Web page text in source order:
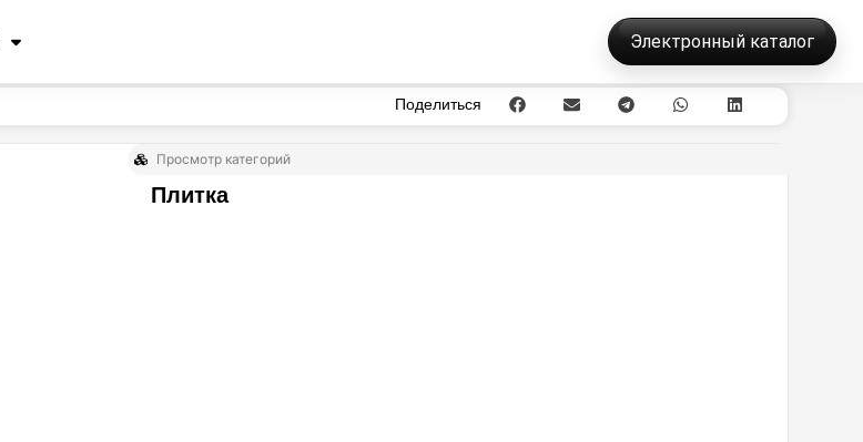
Электронный каталог
Поделиться
Просмотр категорий
Плитка